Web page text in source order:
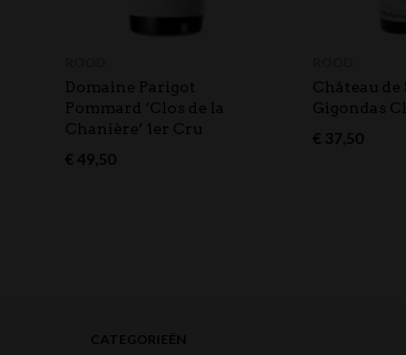
Domaine Parigot
Pommard ‘Clos de la
Chanière’ 1er Cru
€ 49,50
Château de
Gigondas
€ 37,50
CATEGORIEËN